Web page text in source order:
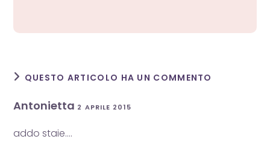
QUESTO ARTICOLO HA UN COMMENTO
Antonietta 2 APRILE 2015
addo staie….